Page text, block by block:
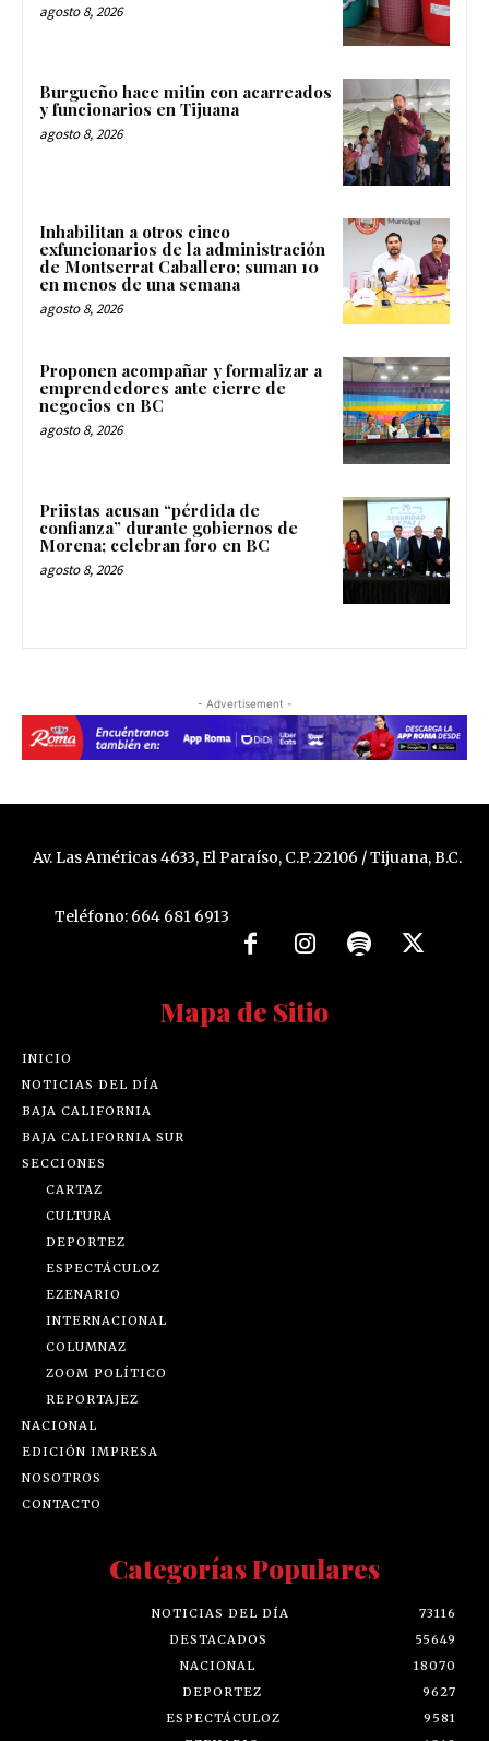
agosto 8, 2026
Burgueño hace mitin con acarreados
y funcionarios en Tijuana
agosto 8, 2026
Inhabilitan a otros cinco
exfuncionarios de la administración
de Montserrat Caballero; suman 10
en menos de una semana
agosto 8, 2026
Proponen acompañar y formalizar a
emprendedores ante cierre de
negocios en BC
agosto 8, 2026
Priistas acusan “pérdida de
confianza” durante gobiernos de
Morena; celebran foro en BC
agosto 8, 2026
- Advertisement -
Av. Las Américas 4633, El Paraíso, C.P. 22106 / Tijuana, B.C.
Teléfono: 664 681 6913
Mapa de Sitio
INICIO
NOTICIAS DEL DÍA
BAJA CALIFORNIA
BAJA CALIFORNIA SUR
SECCIONES
CARTAZ
CULTURA
DEPORTEZ
ESPECTÁCULOZ
EZENARIO
INTERNACIONAL
COLUMNAZ
ZOOM POLÍTICO
REPORTAJEZ
NACIONAL
EDICIÓN IMPRESA
NOSOTROS
CONTACTO
Categorías Populares
NOTICIAS DEL DÍA
73116
DESTACADOS
55649
NACIONAL
18070
DEPORTEZ
9627
ESPECTÁCULOZ
9581